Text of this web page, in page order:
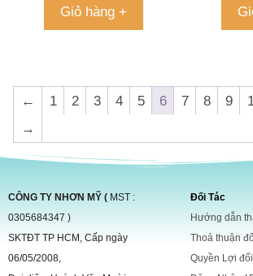
Giỏ hàng +
← 1 2 3 4 5 6 7 8 9
→
CÔNG TY NHƠN MỸ ( MST :
0305684347 )
SKTĐT TP HCM, Cấp ngày
06/05/2008,
Đối Tác
Hướng dẫn
Thoả thuận
Quyền Lợi